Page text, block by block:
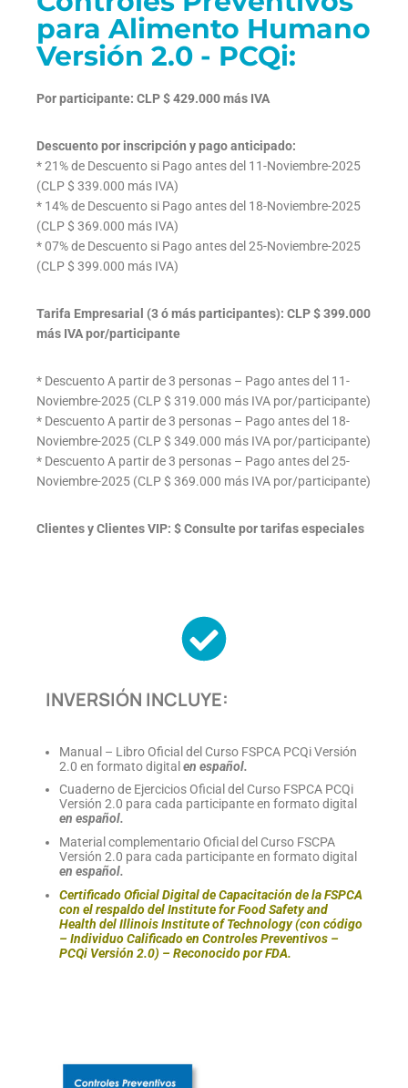
para Alimento Humano
Versión 2.0 - PCQi:
Por participante: CLP $ 429.000 más IVA
Descuento por inscripción y pago anticipado:
* 21% de Descuento si Pago antes del 11-Noviembre-2025
(CLP $ 339.000 más IVA)
* 14% de Descuento si Pago antes del 18-Noviembre-2025
(CLP $ 369.000 más IVA)
* 07% de Descuento si Pago antes del 25-Noviembre-2025
(CLP $ 399.000 más IVA)
Tarifa Empresarial (3 ó más participantes): CLP $ 399.000
más IVA por/participante
* Descuento A partir de 3 personas – Pago antes del 11-
Noviembre-2025 (CLP $ 319.000 más IVA por/participante)
* Descuento A partir de 3 personas – Pago antes del 18-
Noviembre-2025 (CLP $ 349.000 más IVA por/participante)
* Descuento A partir de 3 personas – Pago antes del 25-
Noviembre-2025 (CLP $ 369.000 más IVA por/participante)
Clientes y Clientes VIP: $ Consulte por tarifas especiales
INVERSIÓN INCLUYE:
Manual – Libro Oficial del Curso FSPCA PCQi Versión
2.0 en formato digital en español.
Cuaderno de Ejercicios Oficial del Curso FSPCA PCQi
Versión 2.0 para cada participante en formato digital
en español.
Material complementario Oficial del Curso FSCPA
Versión 2.0 para cada participante en formato digital
en español.
Certificado Oficial Digital de Capacitación de la FSPCA
con el respaldo del Institute for Food Safety and
Health del Illinois Institute of Technology (con código
– Individuo Calificado en Controles Preventivos –
PCQi Versión 2.0) – Reconocido por FDA.